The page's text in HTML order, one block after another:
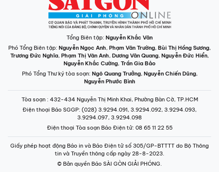
Tổng Biên tập: Nguyễn Khắc Văn
Phó Tổng Biên tập: Nguyễn Ngọc Anh, Phạm Văn Trường, Bùi Thị Hồng Sương,
Trương Đức Nghĩa, Phạm Thị Vân Anh, Dương Văn Quang, Nguyễn Đức Hiển,
Nguyễn Khắc Cường, Trần Gia Bảo
Phó Tổng Thư ký tòa soạn: Ngô Quang Trưởng, Nguyễn Chiến Dũng,
Nguyễn Phước Bình
Tòa soạn : 432-434 Nguyễn Thị Minh Khai, Phường Bàn Cờ, TP.HCM
Điện thoại Báo SGGP: (028) 3.9294.091, 3.9294.092, 3.9294.093,
3.9294.097, 3.9294.098
Điện thoại Tòa soạn Báo Điện tử: 08 65 11 22 55
Giấy phép hoạt động Báo in và Báo Điện tử số 305/GP-BTTTT do Bộ Thông
tin và Truyền thông cấp ngày 28-8-2023.
© Bản quyền Báo SÀI GÒN GIẢI PHÓNG.